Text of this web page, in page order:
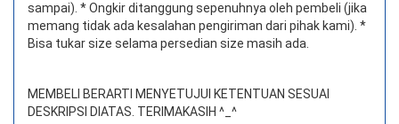
sampai). * Ongkir ditanggung sepenuhnya oleh pembeli (jika
memang tidak ada kesalahan pengiriman dari pihak kami). *
Bisa tukar size selama persedian size masih ada.
MEMBELI BERARTI MENYETUJUI KETENTUAN SESUAI
DESKRIPSI DIATAS. TERIMAKASIH ^_^